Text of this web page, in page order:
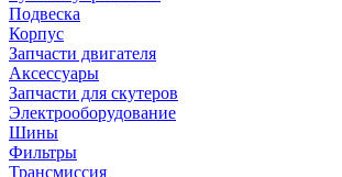
Подвеска
Корпус
Запчасти двигателя
Аксессуары
Запчасти для скутеров
Электрооборудование
Шины
Фильтры
Трансмиссия